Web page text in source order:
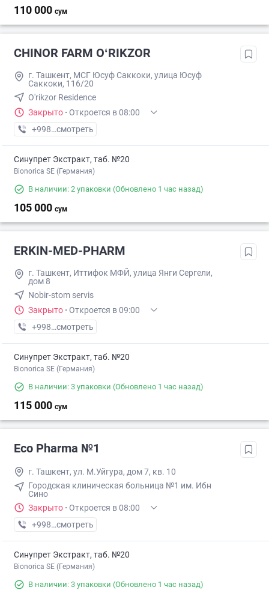
110 000 сум
CHINOR FARM OʻRIKZOR
г. Ташкент, МСГ Юсуф Саккоки, улица Юсуф
Саккоки, 116/20
O'rikzor Residence
Закрыто · Откроется в 08:00
+998 (77) XXX-XX-XX
смотреть
Синупрет Экстракт, таб. №20
Bionorica SE (Германия)
В наличии: 2 упаковки (Обновлено 1 час назад)
105 000 сум
ERKIN-MED-PHARM
г. Ташкент, Иттифок МФЙ, улица Янги Сергели,
дом 8
Nobir-stom servis
Закрыто · Откроется в 09:00
+998 (97) XXX-XX-XX
смотреть
Синупрет Экстракт, таб. №20
Bionorica SE (Германия)
В наличии: 3 упаковки (Обновлено 1 час назад)
115 000 сум
Eco Pharma №1
г. Ташкент, ул. М.Уйгура, дом 7, кв. 10
Городская клиническая больница №1 им. Ибн
Сино
Закрыто · Откроется в 08:00
+998 (71) XXX-XX-XX
смотреть
Синупрет Экстракт, таб. №20
Bionorica SE (Германия)
В наличии: 3 упаковки (Обновлено 1 час назад)